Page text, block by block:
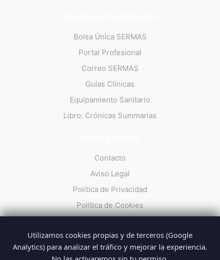
Bolsa Única SERMAS
Portal Profesional
Correo SERMAS
Guías Clínicas
Equipamiento Sanitario
Libro: Crónicas Summarias
Contacto
Aviso Legal
Política de Privacidad
Política de Cookies
Utilizamos cookies propias y de terceros (Google
Analytics) para analizar el tráfico y mejorar la experiencia.